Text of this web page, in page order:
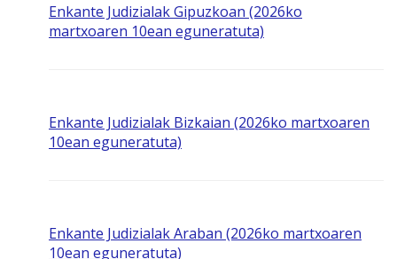
Enkante Judizialak Gipuzkoan (2026ko
martxoaren 10ean eguneratuta)
Enkante Judizialak Bizkaian (2026ko martxoaren
10ean eguneratuta)
Enkante Judizialak Araban (2026ko martxoaren
10ean eguneratuta)